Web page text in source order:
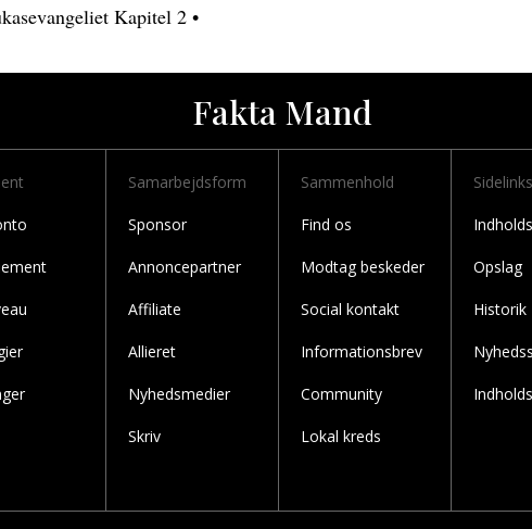
Kapitel 2 •
Fakta Mand
Samarbejdsform
Sponsor
Annoncepartner
Affiliate
Allieret
Nyhedsmedier
Skriv
Sammenhold
Find os
Modtag beskeder
Social kontakt
Informationsbrev
Community
Lokal kreds
Sidelinks
Opslag
Historik